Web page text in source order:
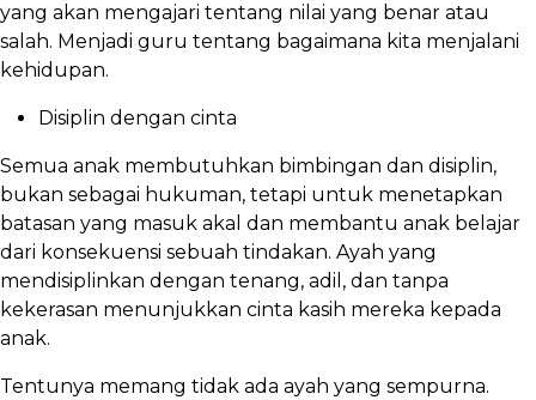
yang akan mengajari tentang nilai yang benar atau
salah. Menjadi guru tentang bagaimana kita menjalani
kehidupan.
Disiplin dengan cinta
Semua anak membutuhkan bimbingan dan disiplin,
bukan sebagai hukuman, tetapi untuk menetapkan
batasan yang masuk akal dan membantu anak belajar
dari konsekuensi sebuah tindakan. Ayah yang
mendisiplinkan dengan tenang, adil, dan tanpa
kekerasan menunjukkan cinta kasih mereka kepada
anak.
Tentunya memang tidak ada ayah yang sempurna.